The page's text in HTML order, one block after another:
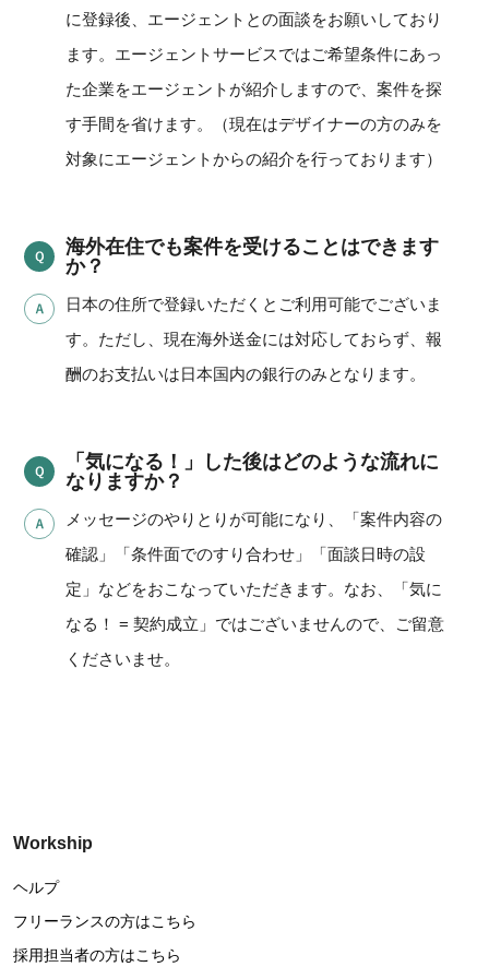
に登録後、エージェントとの面談をお願いしており
ます。エージェントサービスではご希望条件にあっ
た企業をエージェントが紹介しますので、案件を探
す手間を省けます。（現在はデザイナーの方のみを
対象にエージェントからの紹介を行っております）
海外在住でも案件を受けることはできます
か？
日本の住所で登録いただくとご利用可能でございま
す。ただし、現在海外送金には対応しておらず、報
酬のお支払いは日本国内の銀行のみとなります。
「気になる！」した後はどのような流れに
なりますか？
メッセージのやりとりが可能になり、「案件内容の
確認」「条件面でのすり合わせ」「面談日時の設
定」などをおこなっていただきます。なお、「気に
なる！ = 契約成立」ではございませんので、ご留意
くださいませ。
Workship
ヘルプ
フリーランスの方はこちら
採用担当者の方はこちら